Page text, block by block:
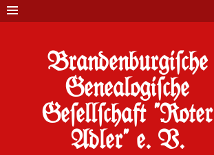
Brandenburgi#che
Genealogi#che
Ge#ell#chaft "Roter
Adler" e. V.